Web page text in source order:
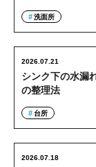
洗面所
シンク下の水漏
の整理法
2026.07.21
台所
2026.07.18